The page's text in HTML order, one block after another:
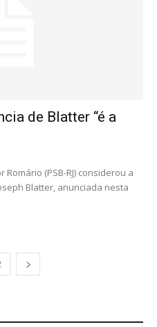
de Blatter “é a
(PSB-RJ) considerou a
Blatter, anunciada nesta